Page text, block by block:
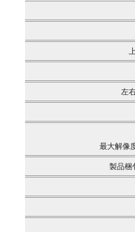
左
最大解像
製品梱